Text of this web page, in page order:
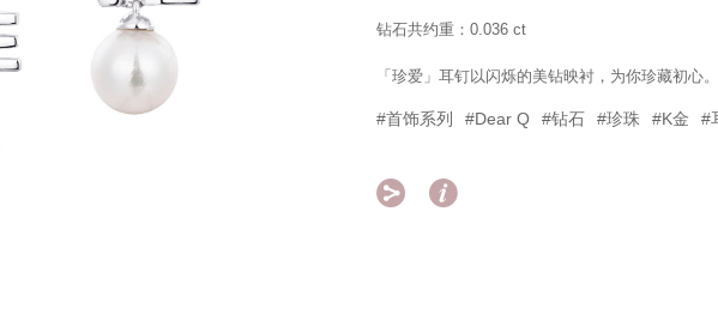
钻石共约重：0.036 ct
「珍爱」耳钉以闪烁的美钻映衬，为你珍藏初心。
#首饰系列 #Dear Q #钻石 #珍珠 #K金 #
 